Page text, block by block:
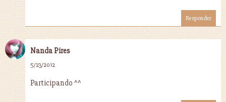
Responder
Nanda Pires
5/23/2012
Participando ^^